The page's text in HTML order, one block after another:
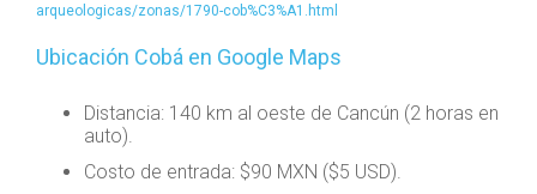
arqueologicas/zonas/1790-cob%C3%A1.html
Ubicación Cobá en Google Maps
Distancia: 140 km al oeste de Cancún (2 horas en
auto).
Costo de entrada: $90 MXN ($5 USD).